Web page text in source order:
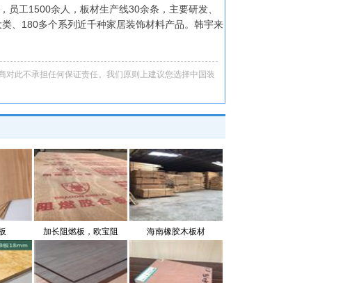
工1500余人，板材生产线30余条，主要研发、
、180多个系列近千种家居装饰材料产品。韩宇来
此不承担任何保证责任。我们原则上建议您选择中国装
加长阻燃板，欧宝阻 海南橡胶木板材